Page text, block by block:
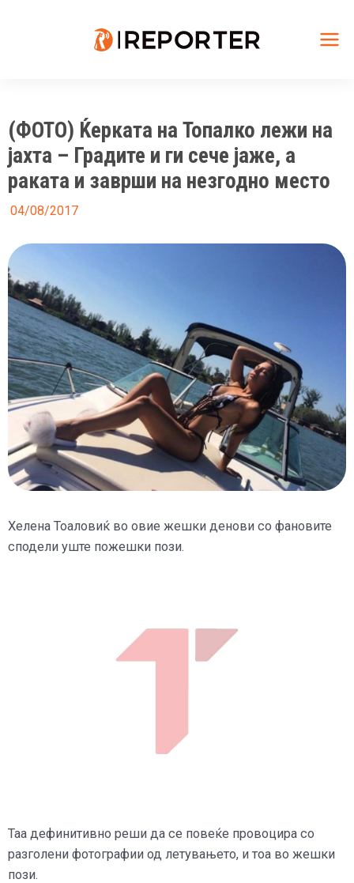
(ФОТО) Ќерката на Топалко лежи на
јахта – Градите и ги сече јаже, а
раката и заврши на незгодно место
04/08/2017
Хелена Тоаловиќ во овие жешки денови со фановите
сподели уште пожешки пози.
Таа дефинитивно реши да се повеќе провоцира со
разголени фотографии од летувањето, и тоа во жешки
пози.